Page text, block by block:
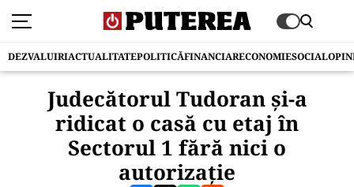
DEZVALUIRIACTUALITATEPOLITICĂFINANCIARECONOMIESOCIAL
Judecătorul Tudoran și-a
ridicat o casă cu etaj în
Sectorul 1 fără nici o
autorizație